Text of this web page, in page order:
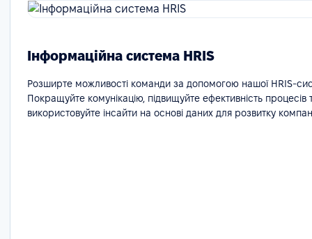
Інформаційна система HRIS
Розширте можливості команди за допомогою нашої HRIS-
Покращуйте комунікацію, підвищуйте ефективність процесів
використовуйте інсайти на основі даних для розвитку